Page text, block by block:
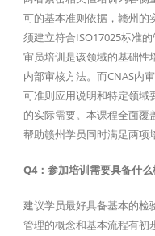
可的基本准则依据，赣州的
须建立符合ISO17025标准
审员培训是该领域的基础性
内部审核方法。而CNAS内
可准则应用说明和特定领域
的实际需要。本课程全面覆
帮助赣州学员同时满足两项
Q4：参加培训需要具备什
建议学员最好具备基本的检
管理的概念和基本流程有初